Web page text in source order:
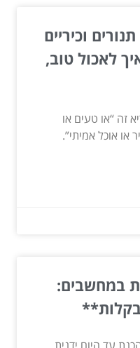
וכיריים
לאכול טוב,
זה “או טעים או
או אוכל אמיתי”.
במחשבים:
בקלות**